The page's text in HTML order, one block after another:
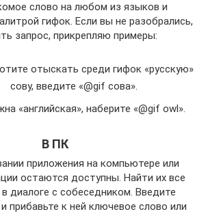
слово на любом из языков и
гифок. Если вы не разобрались,
запрос, прикрепляю примеры:
отыскать среди гифок «русскую»
сову, введите «@gif сова».
«английская», наберите «@gif owl».
В ПК
приложения на компьютере или
остаются доступны. Найти их все
диалоге с собеседником. Введите
прибавьте к ней ключевое слово или